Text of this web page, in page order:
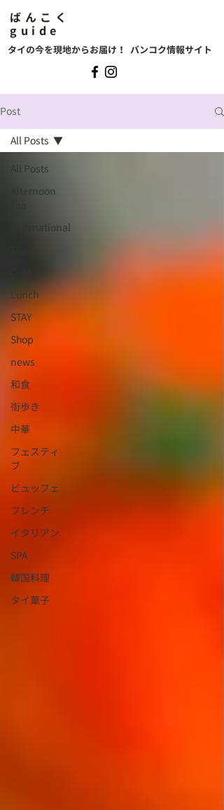
ばんこく
guide
タイの今を現地からお届け！ バンコク情報サイト
Post
All Posts
Afternoon
International
Lunch
STAY
Shop
news
和食
街歩き
中華
フェスティ
ブ
ビュッフェ
フレンチ
イタリアン
SPA
韓国料理
タイ菓子
All Posts